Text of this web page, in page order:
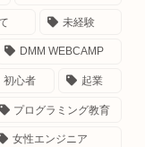
未経験
DMM WEBCAMP
初心者 起業
プログラミング教育
女性エンジニア